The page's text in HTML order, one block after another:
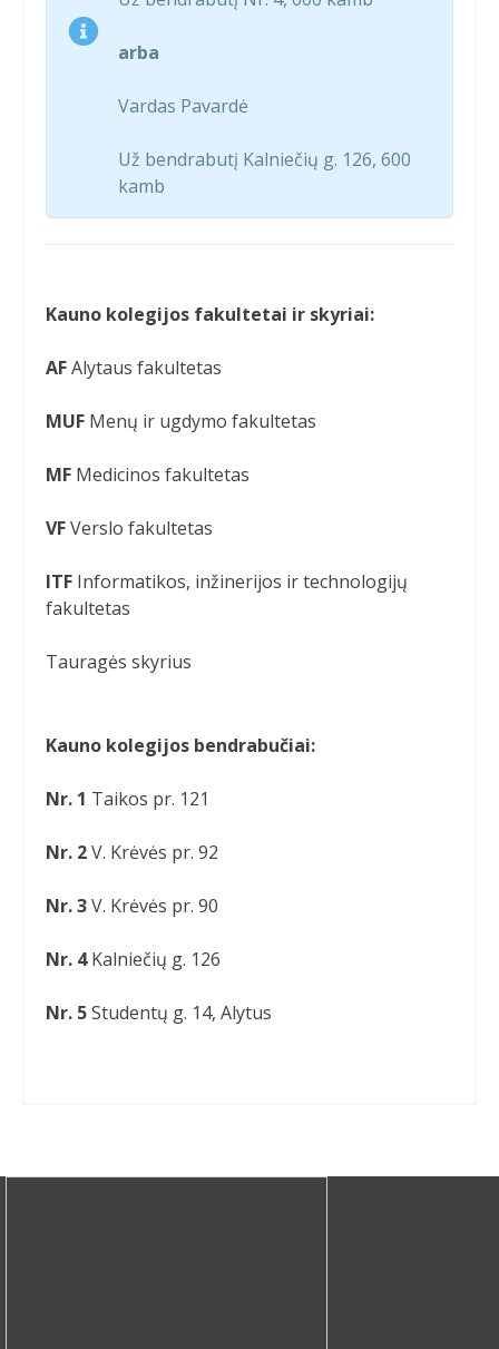
arba
Vardas Pavardė
Už bendrabutį Kalniečių g. 126, 600
kamb
Kauno kolegijos fakultetai ir skyriai:
AFAlytaus fakultetas
MUF Menų ir ugdymo fakultetas
MF Medicinos fakultetas
VFVerslo fakultetas
ITF Informatikos, inžinerijos ir technologijų
fakultetas
Tauragės skyrius
Kauno kolegijos bendrabučiai:
Nr. 1 Taikos pr. 121
Nr. 2V. Krėvės pr. 92
Nr. 3V. Krėvės pr. 90
Nr. 4Kalniečių g. 126
Nr. 5Studentų g. 14, Alytus